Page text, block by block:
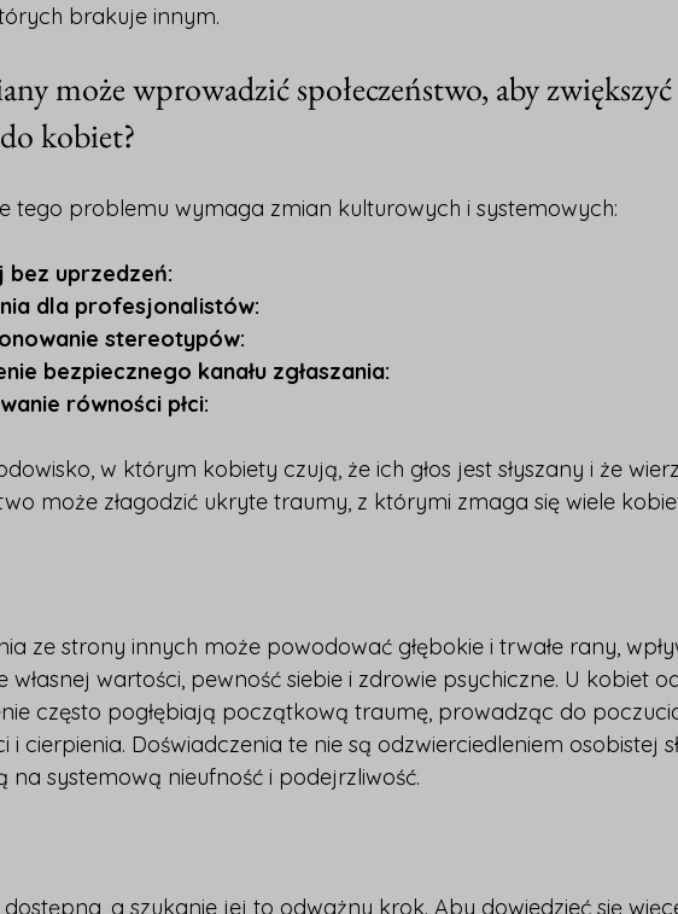
brakuje innym.
może wprowadzić społeczeństwo, aby zwiększyć
kobiet?
tego problemu wymaga zmian kulturowych i systemowych:
bez uprzedzeń:
dla profesjonalistów:
stereotypów:
bezpiecznego kanału zgłaszania:
równości płci:
w którym kobiety czują, że ich głos jest słyszany i że
może złagodzić ukryte traumy, z którymi zmaga się wiele
ze strony innych może powodować głębokie i trwałe rany,
własnej wartości, pewność siebie i zdrowie psychiczne. U kobiet
często pogłębiają początkową traumę, prowadząc do
i cierpienia. Doświadczenia te nie są odzwierciedleniem osobistej
na systemową nieufność i podejrzliwość.
a szukanie jej to odważny krok. Aby dowiedzieć się